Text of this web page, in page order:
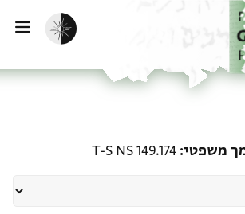
הפעלת מצב כהה
משפטי T-S NS 149.174